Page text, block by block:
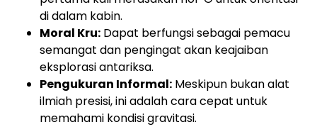
di dalam kabin.
Moral Kru: Dapat berfungsi sebagai pemacu
semangat dan pengingat akan keajaiban
eksplorasi antariksa.
Pengukuran Informal: Meskipun bukan alat
ilmiah presisi, ini adalah cara cepat untuk
memahami kondisi gravitasi.